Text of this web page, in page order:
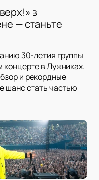
в
— станьте
30-летия группы
концерте в Лужниках.
и рекордные
шанс стать частью